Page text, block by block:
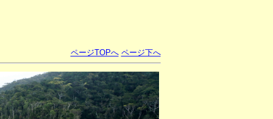
ページTOPへ ページ下へ